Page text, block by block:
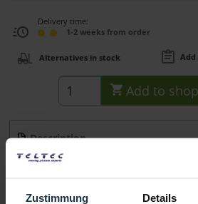
Zustimmung Details
Delivery time:
1-2 weeks from order
Alternatives in stock Add
Add to
Description
Hauptmerkmale 1/4"-